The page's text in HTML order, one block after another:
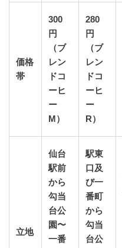
価格
帯
300
円
（ブ
レン
ドコ
ーヒ
ー
M）
280
円
（ブ
レン
ドコ
ーヒ
ー
R）
立地
仙台
駅前
から
勾当
台公
園〜
一番
駅東
口及
び一
番町
から
勾当
台公